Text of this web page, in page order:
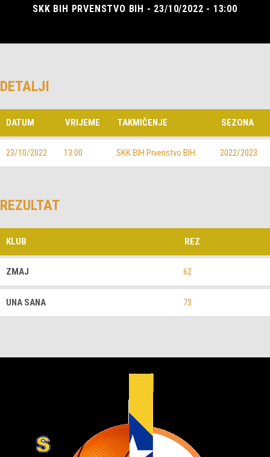
SKK BIH PRVENSTVO BIH - 23/10/2022 - 13:00
DETALJI
DATUM VRIJEME TAKMIČENJE SEZONA
23/10/2022 13:00 SKK BIH Prvenstvo BIH 2022/2023
REZULTAT
KLUB REZ
ZMAJ 62
UNA SANA 73